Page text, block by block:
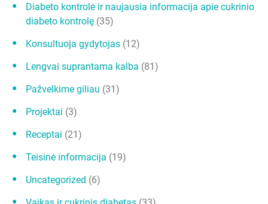
a
ų
Diabeto kontrolė ir naujausia informacija apie cukrinio
diabeto kontrolę (35)
Konsultuoja gydytojas (12)
Lengvai suprantama kalba (81)
Pažvelkime giliau (31)
Projektai (3)
Receptai (21)
Teisinė informacija (19)
Uncategorized (6)